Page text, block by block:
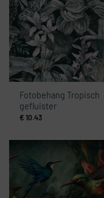
Fotobehang Tropisch
gefluister
€ 10.43